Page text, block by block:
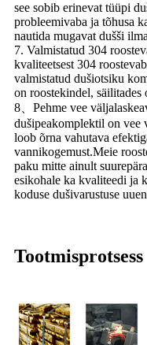
see sobib erinevat tüüpi
probleemivaba ja tõhusa
nautida mugavat dušši
7. Valmistatud 304
kvaliteetsest 304
valmistatud dušiotsiku
on roostekindel,
8、Pehme vee
dušipeakomplektil on vee
loob õrna vahutava
vannikogemust.Meie
paku mitte ainult
esikohale ka kvaliteedi ja
koduse dušivarustuse
Tootmisprotsess